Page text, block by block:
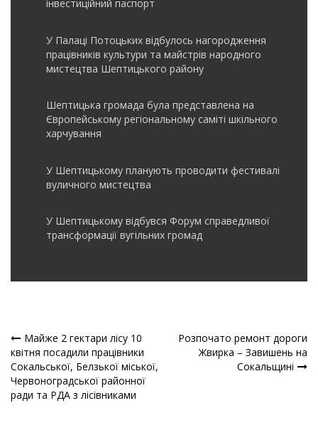
інвеcтиційний паспорт
У Палаці Потоцьких відбулось нагородження
працівників культури та майстрів народного
мистецтва Шептицького району
Шептицька громада була представлена на
Європейському регіональному саміті шкільного
харчування
У Шептицькому планують проводити фестивалі
вуличного мистецтва
У Шептицькому відбувся Форум справедливої
трансформації вугільних громад
Навігація
записів
Майже 2 гектари лісу 10
квітня посадили працівники
Сокальської, Белзької міської,
Червоноградської районної
ради та РДА з лісівниками
Розпочато ремонт дороги
Жвирка – Завишень на
Сокальщині